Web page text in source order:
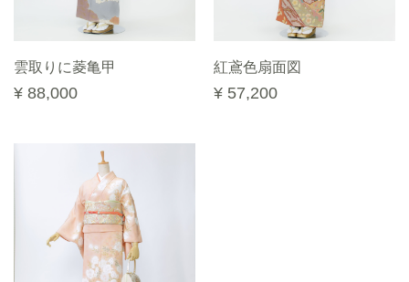
雲取りに菱亀甲
¥ 88,000
紅鳶色扇面図
¥ 57,200